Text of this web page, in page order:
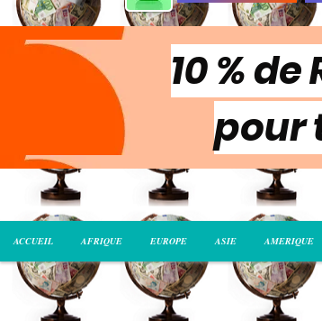
10 %
pour
ACCUEIL AFRIQUE EUROPE ASIE AMERIQUE